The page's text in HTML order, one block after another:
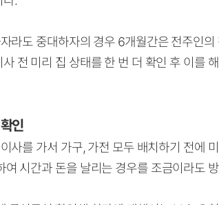
라도 중대하자의 경우 6개월간은 전주인의
사 전 미리 집 상태를 한 번 더 확인 후 이를
인
사를 가서 가구, 가전 모두 배치하기 전에
여 시간과 돈을 날리는 경우를 조금이라도